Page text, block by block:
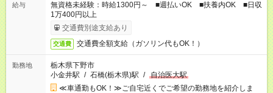
給与
無資格未経験：時給1300円～ ■週払いOK ■扶養内OK ■日収
1万400円以上
交通費別途支給あり
交通費 交通費全額支給（ガソリン代もOK！）
勤務地
栃木県下野市
小金井駅 / 石橋(栃木県)駅 / 自治医大駅
≪車通勤もOK！≫ご自宅近くでご希望の勤務地を紹介しま